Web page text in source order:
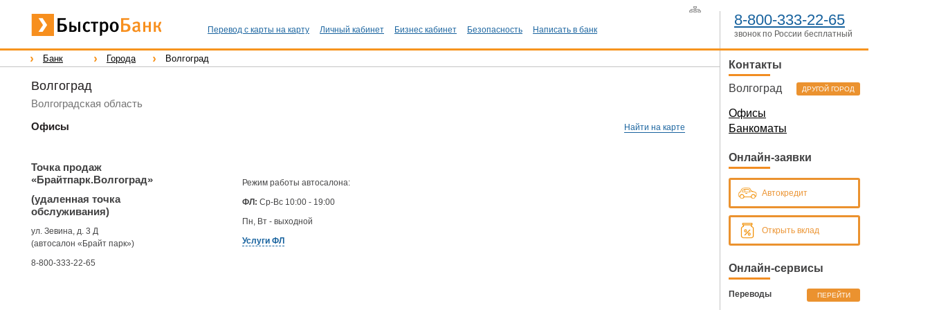
Перевод с карты на карту Личный кабинет Бизнес кабинет Безопасность Написать в банк
8-800-333-22-65
звонок по России бесплатный
Банк Города Волгоград
Волгоград
Волгоградская область
Офисы
Найти на карте
Точка продаж
«Брайтпарк.Волгоград»
(удаленная точка
обслуживания)
ул. Зевина, д. 3 Д
(автосалон «Брайт парк»)
8-800-333-22-65
Режим работы автосалона:
ФЛ: Ср-Вс 10:00 - 19:00
Пн, Вт - выходной
Услуги ФЛ
Контакты
Волгоград
ДРУГОЙ ГОРОД
Офисы
Банкоматы
Онлайн-заявки
Автокредит
Открыть вклад
Онлайн-сервисы
Переводы ПЕРЕЙТИ